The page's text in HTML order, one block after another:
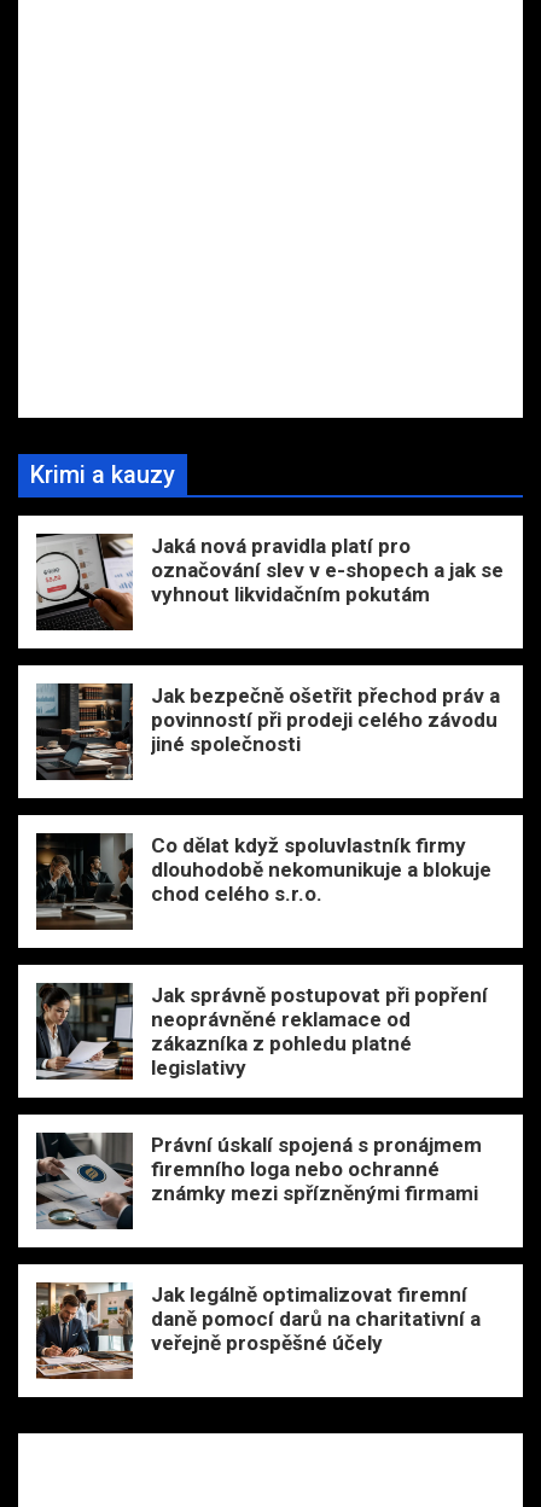
Krimi a kauzy
Jaká nová pravidla platí pro
označování slev v e-shopech a jak se
vyhnout likvidačním pokutám
Jak bezpečně ošetřit přechod práv a
povinností při prodeji celého závodu
jiné společnosti
Co dělat když spoluvlastník firmy
dlouhodobě nekomunikuje a blokuje
chod celého s.r.o.
Jak správně postupovat při popření
neoprávněné reklamace od
zákazníka z pohledu platné
legislativy
Právní úskalí spojená s pronájmem
firemního loga nebo ochranné
známky mezi spřízněnými firmami
Jak legálně optimalizovat firemní
daně pomocí darů na charitativní a
veřejně prospěšné účely